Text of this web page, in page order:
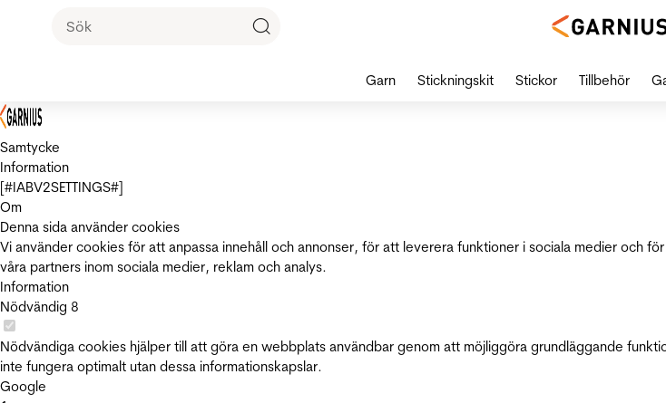
Samtycke
Information
[#IABV2SETTINGS#]
Om
Denna sida använder cookies
Vi använder cookies för att anpassa innehåll och annonser, för att leverera funktioner i sociala medier och
våra partners inom sociala medier, reklam och analys.
Information
Nödvändig 8
Nödvändiga cookies hjälper till att göra en webbplats användbar genom att möjliggöra grundläggande
inte fungera optimalt utan dessa informationskapslar.
Google
Garn Stickningskit Stickor Tillbehör